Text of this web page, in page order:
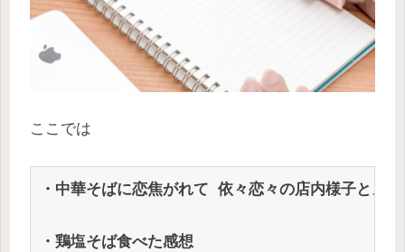
ここでは
・中華そばに恋焦がれて 依々恋々の店内様子とメ
・鶏塩そば食べた感想